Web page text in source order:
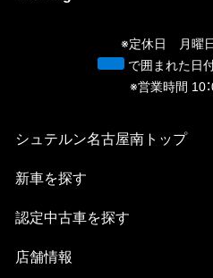
※定休日 月曜日
青
で囲まれた日
※営業時間 10
シュテルン名古屋南 トップ
新⾞を探す
認定中古⾞を探す
店舗情報